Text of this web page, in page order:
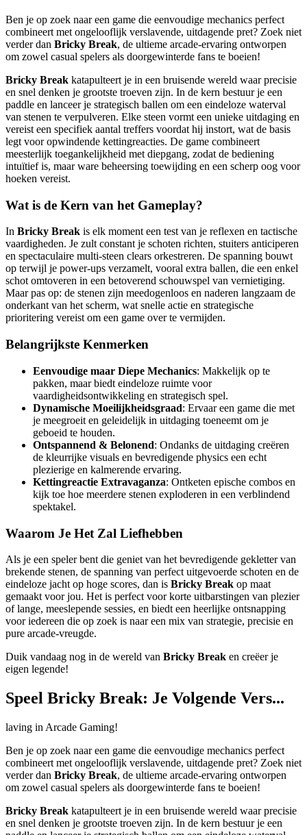
Ben je op zoek naar een game die eenvoudige mechanics perfect
combineert met ongelooflijk verslavende, uitdagende pret? Zoek niet
verder dan Bricky Break, de ultieme arcade-ervaring ontworpen
om zowel casual spelers als doorgewinterde fans te boeien!
Bricky Break katapulteert je in een bruisende wereld waar precisie
en snel denken je grootste troeven zijn. In de kern bestuur je een
paddle en lanceer je strategisch ballen om een eindeloze waterval
van stenen te verpulveren. Elke steen vormt een unieke uitdaging en
vereist een specifiek aantal treffers voordat hij instort, wat de basis
legt voor opwindende kettingreacties. De game combineert
meesterlijk toegankelijkheid met diepgang, zodat de bediening
intuïtief is, maar ware beheersing toewijding en een scherp oog voor
hoeken vereist.
Wat is de Kern van het Gameplay?
In Bricky Break is elk moment een test van je reflexen en tactische
vaardigheden. Je zult constant je schoten richten, stuiters anticiperen
en spectaculaire multi-steen clears orkestreren. De spanning bouwt
op terwijl je power-ups verzamelt, vooral extra ballen, die een enkel
schot omtoveren in een betoverend schouwspel van vernietiging.
Maar pas op: de stenen zijn meedogenloos en naderen langzaam de
onderkant van het scherm, wat snelle actie en strategische
prioritering vereist om een game over te vermijden.
Belangrijkste Kenmerken
Eenvoudige maar Diepe Mechanics: Makkelijk op te
pakken, maar biedt eindeloze ruimte voor
vaardigheidsontwikkeling en strategisch spel.
Dynamische Moeilijkheidsgraad: Ervaar een game die met
je meegroeit en geleidelijk in uitdaging toeneemt om je
geboeid te houden.
Ontspannend & Belonend: Ondanks de uitdaging creëren
de kleurrijke visuals en bevredigende physics een echt
plezierige en kalmerende ervaring.
Kettingreactie Extravaganza: Ontketen epische combos en
kijk toe hoe meerdere stenen exploderen in een verblindend
spektakel.
Waarom Je Het Zal Liefhebben
Als je een speler bent die geniet van het bevredigende gekletter van
brekende stenen, de spanning van perfect uitgevoerde schoten en de
eindeloze jacht op hoge scores, dan is Bricky Break op maat
gemaakt voor jou. Het is perfect voor korte uitbarstingen van plezier
of lange, meeslepende sessies, en biedt een heerlijke ontsnapping
voor iedereen die op zoek is naar een mix van strategie, precisie en
pure arcade-vreugde.
Duik vandaag nog in de wereld van Bricky Break en creëer je
eigen legende!
Speel Bricky Break: Je Volgende Vers...
laving in Arcade Gaming!
Ben je op zoek naar een game die eenvoudige mechanics perfect
combineert met ongelooflijk verslavende, uitdagende pret? Zoek niet
verder dan Bricky Break, de ultieme arcade-ervaring ontworpen
om zowel casual spelers als doorgewinterde fans te boeien!
Bricky Break katapulteert je in een bruisende wereld waar precisie
en snel denken je grootste troeven zijn. In de kern bestuur je een